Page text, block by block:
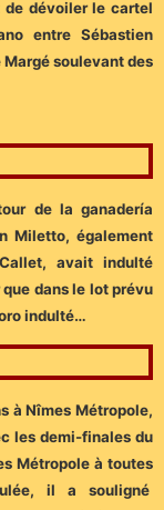
dévoiler le cartel
entre Sébastien
soulevant des
de la ganadería
Miletto, également
avait indulté
dans le lot prévu
indulté…
à Nîmes Métropole,
les demi-finales du
Métropole à toutes
il a souligné